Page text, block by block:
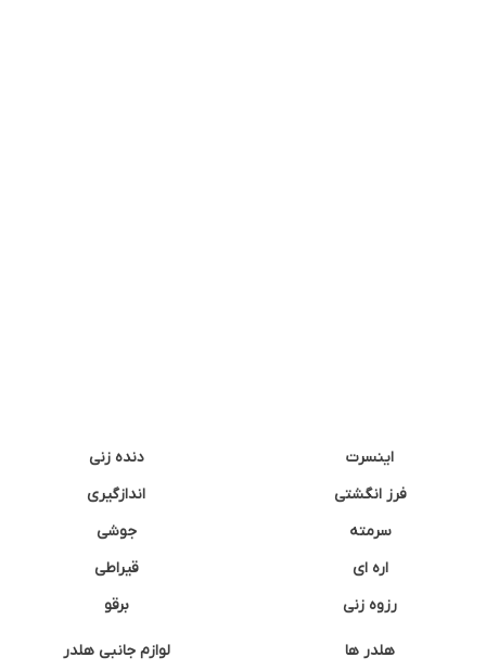
اینسرت
فرز انگشتی
سرمته
اره ای
رزوه زنی
هلدر ها
دنده زنی
اندازگیری
جوشی
قیراطی
برقو
لوازم جانبی هلدر